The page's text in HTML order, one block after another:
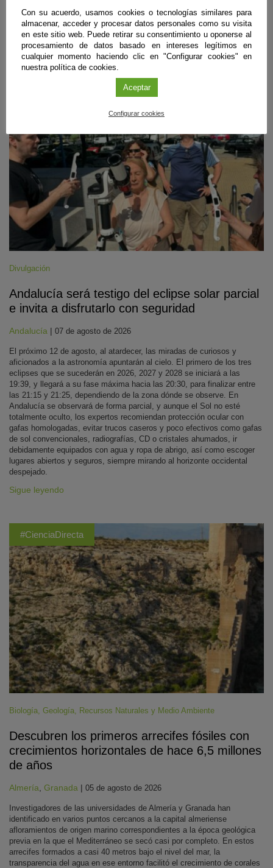
de células intervenidas en laboratorio. El estudio, aún en fase pre-
clínica, muestra que los cortes deben realizarse casi a la vez para
impedir que el virus conserve un genoma funcional.
Sigue leyendo
Divulgación
Andalucía será testigo del eclipse solar parcial
e invita a disfrutarlo con seguridad
Andalucía | 07 de agosto de 2026
El próximo 12 de agosto, al atardecer, las miradas de curiosos y
aficionados a la astronomía apuntarán al cielo. El primero de los tres
eclipses que se sucederán en 2026, 2027 y 2028 se iniciará a las
19:39, y llegará a su fase máxima hacia las 20:30, para finalizar entre
las 21:15 y 21:25, dependiendo de la zona dónde se observe. En
Andalucía se observará de forma parcial, y aunque el Sol no esté
totalmente oculto, los expertos recomiendan protección ocular con
gafas homologadas, evitar trucos caseros y poco efectivos como gafas
de sol convencionales, radiografías, CD o cristales ahumados, ir
debidamente equipados con agua y ropa de abrigo, así como escoger
lugares abiertos y seguros, siempre mirando al horizonte occidental
despejado.
Sigue leyendo
#CienciaDirecta
Biología Geología Recursos Naturales y Medio Ambiente
Descubren los primeros arrecifes fósiles con
crecimientos horizontales de hace 6,5 millones
de años
Almería Granada | 05 de agosto de 2026
Investigadores de las universidades de Almería y Granada han
identificado en varios puntos cercanos a la capital almeriense
afloramientos de origen marino correspondientes a la época geológica
previa en la que el Mediterráneo se secó casi por completo. En estos
arrecifes formados a casi 40 metros bajo el nivel del mar, la
transparencia del agua en ese entorno facilitó el crecimiento de corales
Con su acuerdo, usamos cookies o tecnologías similares para
almacenar, acceder y procesar datos personales como su visita
en este sitio web. Puede retirar su consentimiento u oponerse al
procesamiento de datos basado en intereses legítimos en
cualquier momento haciendo clic en "Configurar cookies" en
nuestra política de cookies.
Aceptar
Configurar cookies